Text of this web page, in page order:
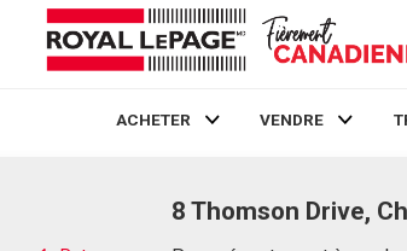
ACHETER VENDRE
8 Thomson Drive,